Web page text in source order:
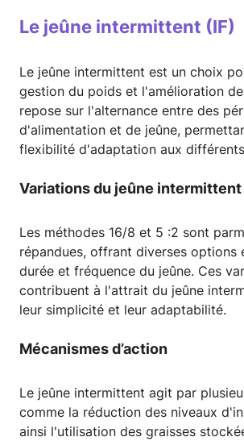
Le jeûne intermittent (IF)
Le jeûne intermittent est un choix
gestion du poids et l'amélioration
repose sur l'alternance entre des
d'alimentation et de jeûne,
flexibilité d'adaptation aux
Variations du jeûne intermittent
Les méthodes 16/8 et 5 :2 sont
répandues, offrant diverses options
durée et fréquence du jeûne. Ces
contribuent à l'attrait du jeûne
leur simplicité et leur adaptabilité.
Mécanismes d’action
Le jeûne intermittent agit par
comme la réduction des niveaux
ainsi l'utilisation des graisses